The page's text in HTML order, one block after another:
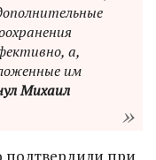
а,
им
Михаил
при